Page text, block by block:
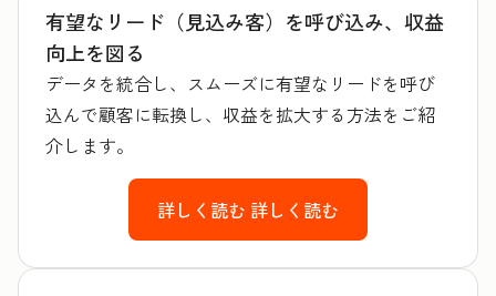
有望なリード（見込み客）を呼び込み、収益
向上を図る
データを統合し、スムーズに有望なリードを呼び
込んで顧客に転換し、収益を拡大する方法をご紹
介します。
詳しく読む 詳しく読む